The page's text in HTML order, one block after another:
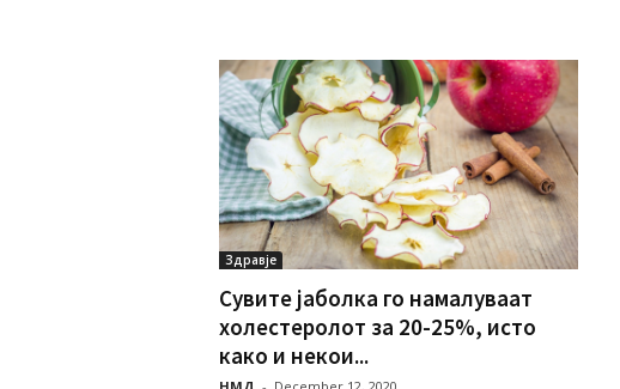
Здравје
Сувите јаболка го намалуваат
холестеролот за 20-25%, исто
како и некои...